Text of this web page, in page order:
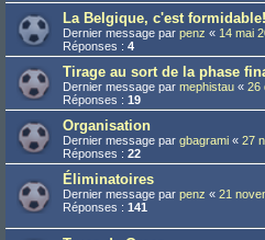
La Belgique, c'est formidable!
Dernier message par penz « 14 mai
Réponses : 4
Tirage au sort de la phase
Dernier message par mephistau « 26
Réponses : 19
Organisation
Dernier message par gbagrami « 27
Réponses : 22
Éliminatoires
Dernier message par penz « 21
Réponses : 141